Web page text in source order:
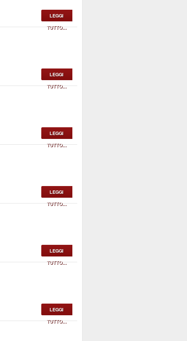
LEGGI
TUTTO...
LEGGI
TUTTO...
LEGGI
TUTTO...
LEGGI
TUTTO...
LEGGI
TUTTO...
LEGGI
TUTTO...